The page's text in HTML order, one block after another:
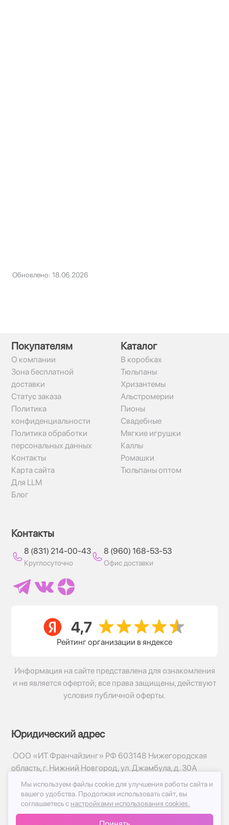
Обновлено: 18.06.2026
Покупателям
О компании
Зона бесплатной
доставки
Статус заказа
Политика
конфиденциальности
Политика обработки
персональных данных
Контакты
Карта сайта
Для LLM
Блог
Каталог
В коробках
Тюльпаны
Хризантемы
Альстромерии
Пионы
Свадебные
Мягкие игрушки
Каллы
Ромашки
Тюльпаны оптом
Контакты
8 (831) 214-00-43
Круглосуточно
8 (960) 168-53-53
Офис доставки
Рейтинг организации в яндексе
Информация на сайте представлена для ознакомления
и не является офертой; все права защищены, действуют
условия публичной оферты.
Юридический адрес
ООО «ИТ Франчайзинг» РФ 603148 Нижегородская
область, г. Нижний Новгород, ул. Джамбула, д. 30А
© 2017-2026г, База Цветов 24.ру
Политика конфиденциальности
Публичная оферта
Мы используем файлы cookie для улучшения работы сайта и
вашего удобства. Продолжая использовать сайт, вы
соглашаетесь с настройками использования cookies.